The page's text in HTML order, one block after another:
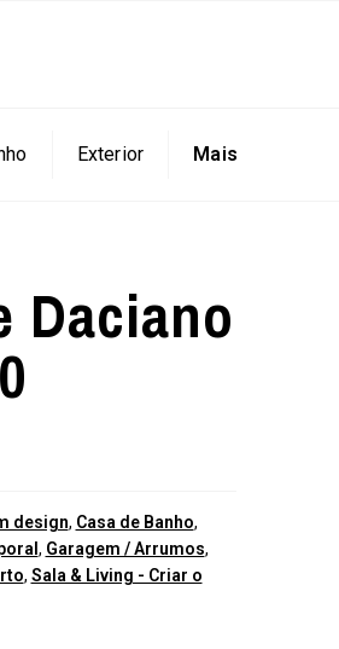
Exterior Mais
Daciano
design, Casa de Banho,
, Garagem / Arrumos,
, Sala & Living - Criar o